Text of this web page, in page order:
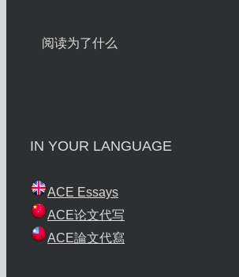
阅读为了什么
IN YOUR LANGUAGE
ACE Essays
ACE论文代写
ACE論文代寫